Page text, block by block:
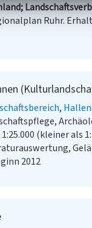
Ruhr.
1:25.000 (kleiner als
2012